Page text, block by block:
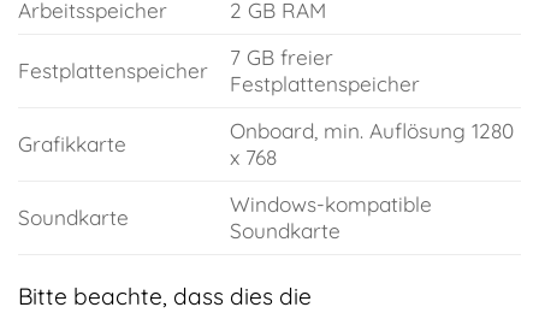
Arbeitsspeicher
2 GB RAM
Festplattenspeicher
7 GB freier
Festplattenspeicher
Grafikkarte
Onboard, min. Auflösung 1280
x 768
Soundkarte
Windows-kompatible
Soundkarte
Bitte beachte, dass dies die